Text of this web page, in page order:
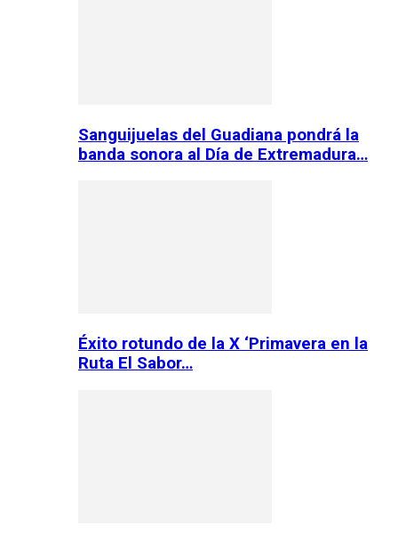
Sanguijuelas del Guadiana pondrá la
banda sonora al Día de Extremadura…
Éxito rotundo de la X ‘Primavera en la
Ruta El Sabor…